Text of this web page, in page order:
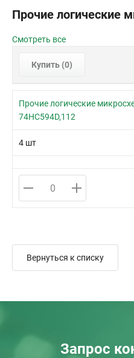
Прочие логические
Смотреть все
Купить (0)
Прочие логические
74HC594D,112
4 шт
Вернуться к списку
Запрос